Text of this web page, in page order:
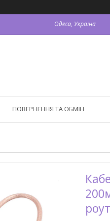
Одеса, Україна
ПОВЕРНЕННЯ ТА ОБМІН